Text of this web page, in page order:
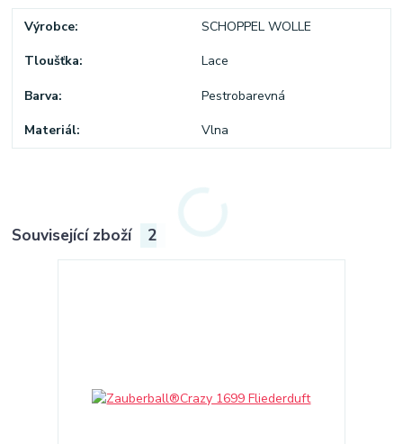
Výrobce SCHOPPEL WOLLE
Tloušťka Lace
Barva Pestrobarevná
Materiál Vlna
Související zboží 2